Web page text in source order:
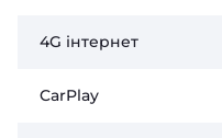
4G інтернет
CarPlay